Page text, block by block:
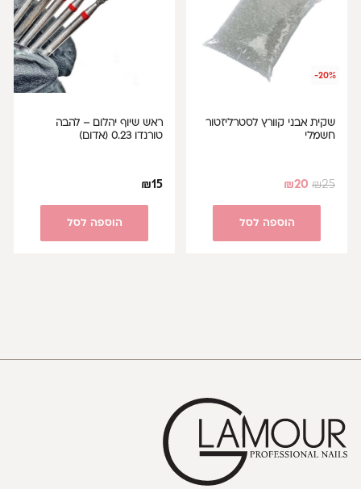
-20%
שקית אבני קוורץ לסטרליזטור
חשמלי
₪25
₪20
הוספה לסל
ראש שיוף יהלום – להבה
טורנדו 0.23 (אדום)
₪15
הוספה לסל